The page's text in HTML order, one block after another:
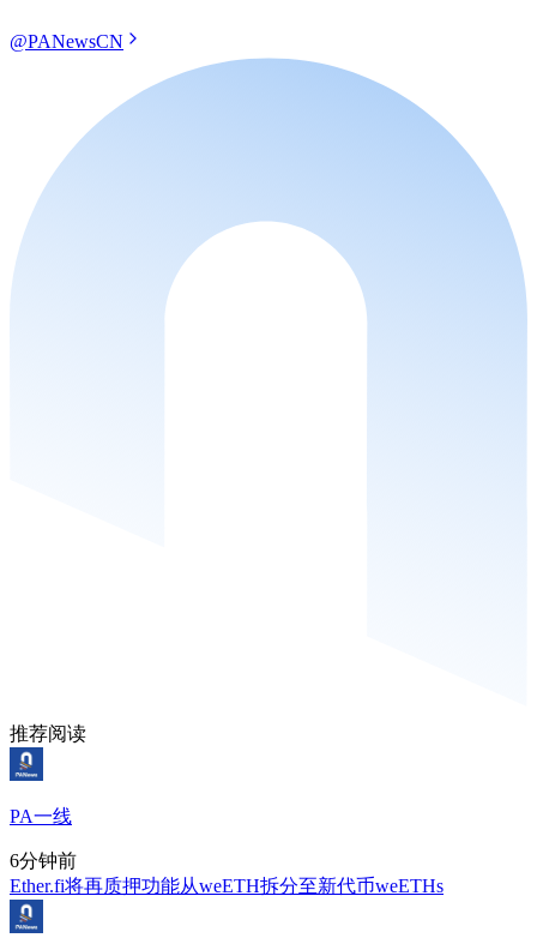
@PANewsCN
推荐阅读
PA一线
6分钟前
Ether.fi将再质押功能从weETH拆分至新代币weETHs